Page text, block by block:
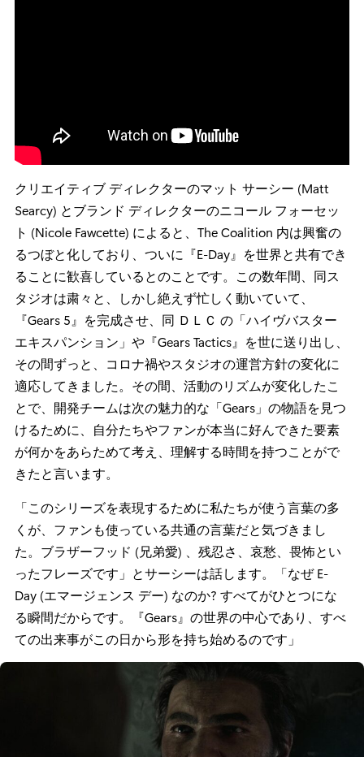
クリエイティブ ディレクターのマット サーシー (Matt
Searcy) とブランド ディレクターのニコール フォーセッ
ト (Nicole Fawcette) によると、The Coalition 内は興奮の
るつぼと化しており、ついに『E-Day』を世界と共有でき
ることに歓喜しているとのことです。この数年間、同ス
タジオは粛々と、しかし絶えず忙しく動いていて、
『Gears 5』を完成させ、同 ＤＬＣ の「ハイヴバスター
エキスパンション」や『Gears Tactics』を世に送り出し、
その間ずっと、コロナ禍やスタジオの運営方針の変化に
適応してきました。その間、活動のリズムが変化したこ
とで、開発チームは次の魅力的な「Gears」の物語を見つ
けるために、自分たちやファンが本当に好んできた要素
が何かをあらためて考え、理解する時間を持つことがで
きたと言います。
「このシリーズを表現するために私たちが使う言葉の多
くが、ファンも使っている共通の言葉だと気づきまし
た。ブラザーフッド (兄弟愛) 、残忍さ、哀愁、畏怖とい
ったフレーズです」とサーシーは話します。「なぜ E-
Day (エマージェンス デー) なのか? すべてがひとつにな
る瞬間だからです。『Gears』の世界の中心であり、すべ
ての出来事がこの日から形を持ち始めるのです」